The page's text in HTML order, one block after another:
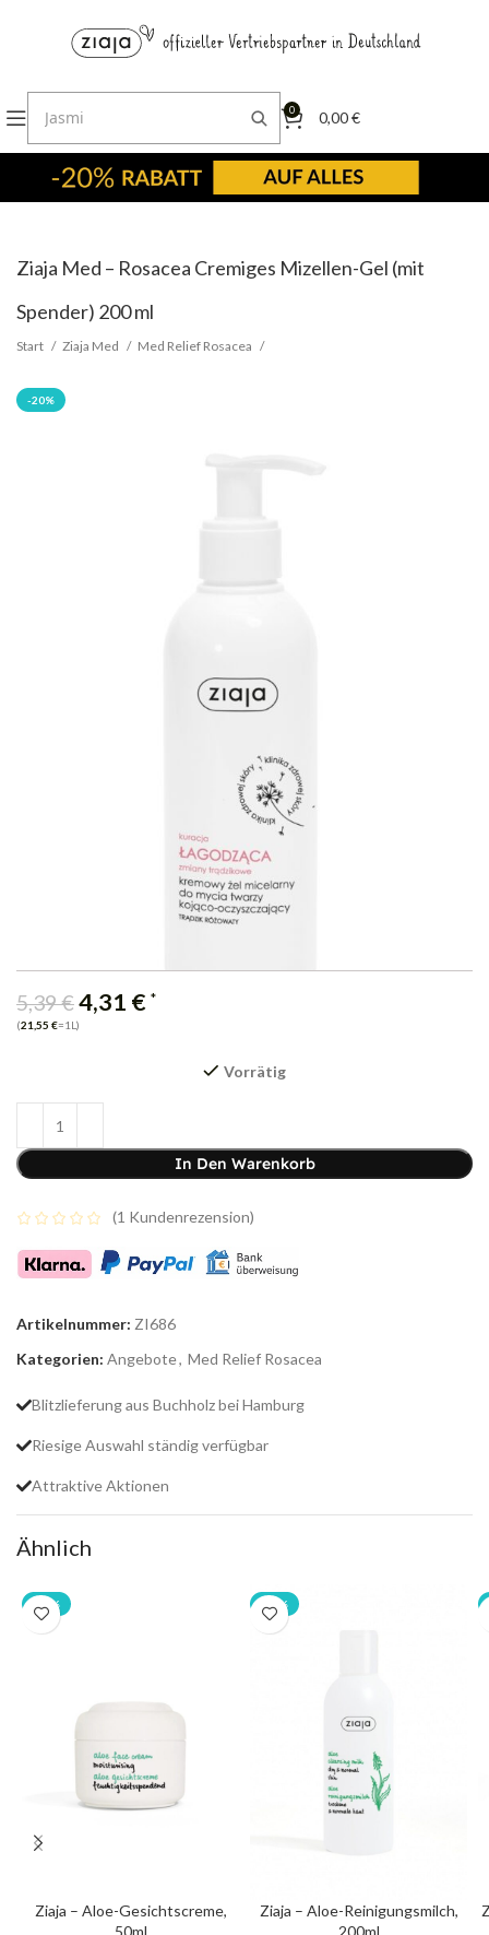
0 0,00€
Ziaja Med – Rosacea Cremiges Mizellen-Gel (mit
Spender) 200 ml
Start Ziaja Med Med Relief Rosacea
-20%
5,39€4,31 € *
(21,55 €=1L)
Vorrätig
In Den Warenkorb
(1 Kundenrezension)
Artikelnummer: ZI686
Kategorien: Angebote, Med Relief Rosacea
Blitzlieferung aus Buchholz bei Hamburg
Riesige Auswahl ständig verfügbar
Attraktive Aktionen
Ähnlich
-20%
Ziaja – Aloe-Gesichtscreme,
-20%
Ziaja – Aloe-Reinigungsmilch,